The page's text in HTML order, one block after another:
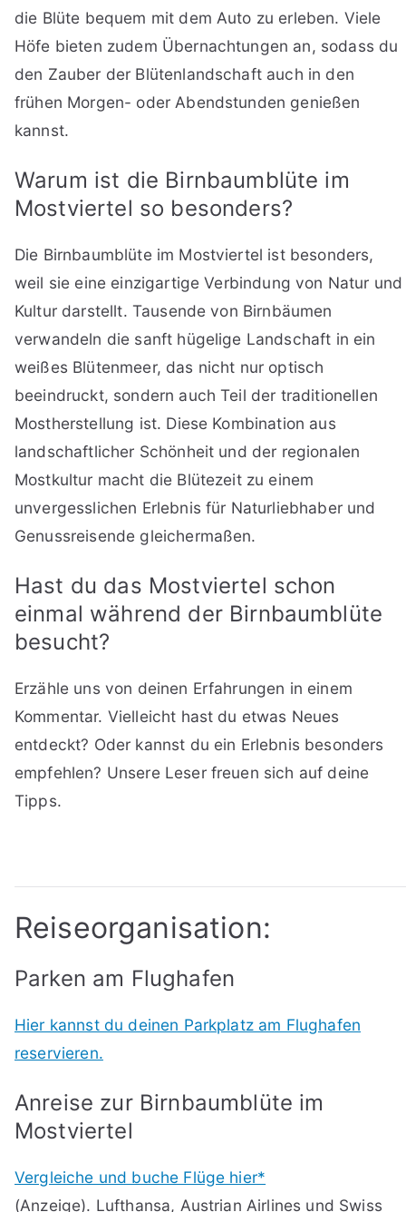
die Blüte bequem mit dem Auto zu erleben. Viele
Höfe bieten zudem Übernachtungen an, sodass du
den Zauber der Blütenlandschaft auch in den
frühen Morgen- oder Abendstunden genießen
kannst.
Warum ist die Birnbaumblüte im
Mostviertel so besonders?
Die Birnbaumblüte im Mostviertel ist besonders,
weil sie eine einzigartige Verbindung von Natur und
Kultur darstellt. Tausende von Birnbäumen
verwandeln die sanft hügelige Landschaft in ein
weißes Blütenmeer, das nicht nur optisch
beeindruckt, sondern auch Teil der traditionellen
Mostherstellung ist. Diese Kombination aus
landschaftlicher Schönheit und der regionalen
Mostkultur macht die Blütezeit zu einem
unvergesslichen Erlebnis für Naturliebhaber und
Genussreisende gleichermaßen.
Hast du das Mostviertel schon
einmal während der Birnbaumblüte
besucht?
Erzähle uns von deinen Erfahrungen in einem
Kommentar. Vielleicht hast du etwas Neues
entdeckt? Oder kannst du ein Erlebnis besonders
empfehlen? Unsere Leser freuen sich auf deine
Tipps.
Reiseorganisation:
Parken am Flughafen
Hier kannst du deinen Parkplatz am Flughafen
reservieren.
Anreise zur Birnbaumblüte im
Mostviertel
Vergleiche und buche Flüge hier*
(Anzeige). Lufthansa, Austrian Airlines und Swiss